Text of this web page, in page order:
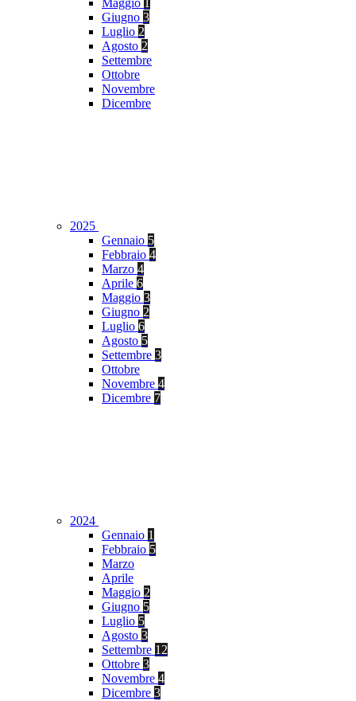
Maggio
Giugno 3
Luglio 2
Agosto 2
Settembre
Ottobre
Novembre
Dicembre
2025
Gennaio 5
Febbraio 4
Marzo 4
Aprile 6
Maggio 3
Giugno 2
Luglio 6
Agosto 5
Settembre 3
Ottobre
Novembre 4
Dicembre 7
2024
Gennaio 1
Febbraio 5
Marzo
Aprile
Maggio 2
Giugno 5
Luglio 5
Agosto 3
Settembre 12
Ottobre 3
Novembre 4
Dicembre 3